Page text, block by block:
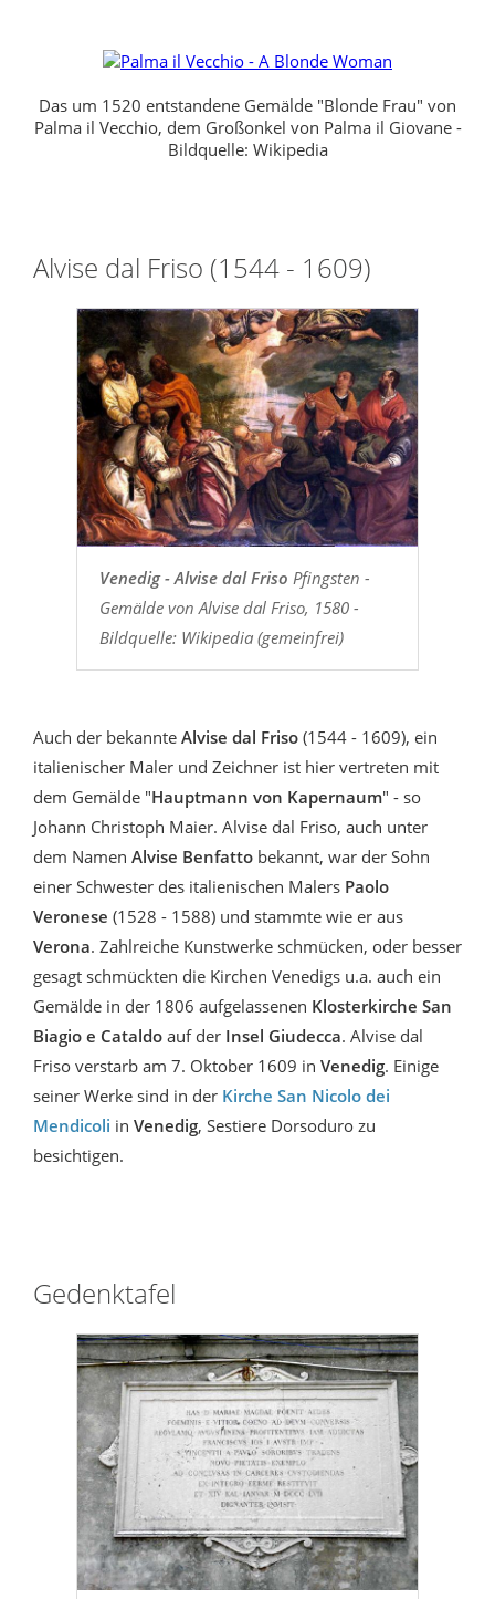
Das um 1520 entstandene Gemälde "Blonde Frau" von
Palma il Vecchio, dem Großonkel von Palma il Giovane -
Bildquelle: Wikipedia
Alvise dal Friso (1544 - 1609)
Venedig - Alvise dal Friso Pfingsten -
Gemälde von Alvise dal Friso, 1580 -
Bildquelle: Wikipedia (gemeinfrei)
Auch der bekannte Alvise dal Friso (1544 - 1609), ein
italienischer Maler und Zeichner ist hier vertreten mit
dem Gemälde "Hauptmann von Kapernaum" - so
Johann Christoph Maier. Alvise dal Friso, auch unter
dem Namen Alvise Benfatto bekannt, war der Sohn
einer Schwester des italienischen Malers Paolo
Veronese (1528 - 1588) und stammte wie er aus
Verona. Zahlreiche Kunstwerke schmücken, oder besser
gesagt schmückten die Kirchen Venedigs u.a. auch ein
Gemälde in der 1806 aufgelassenen Klosterkirche San
Biagio e Cataldo auf der Insel Giudecca. Alvise dal
Friso verstarb am 7. Oktober 1609 in Venedig. Einige
seiner Werke sind in der Kirche San Nicolo dei
Mendicoli in Venedig, Sestiere Dorsoduro zu
besichtigen.
Gedenktafel